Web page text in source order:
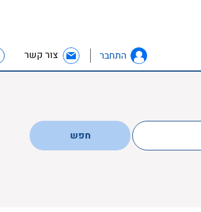
התחבר צור קשר
חפש